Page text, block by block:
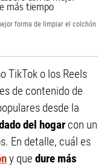
forma de limpiar el colchón
TikTok o los Reels
de contenido de
desde la
del hogar con un
En detalle, cuál es
y que dure más